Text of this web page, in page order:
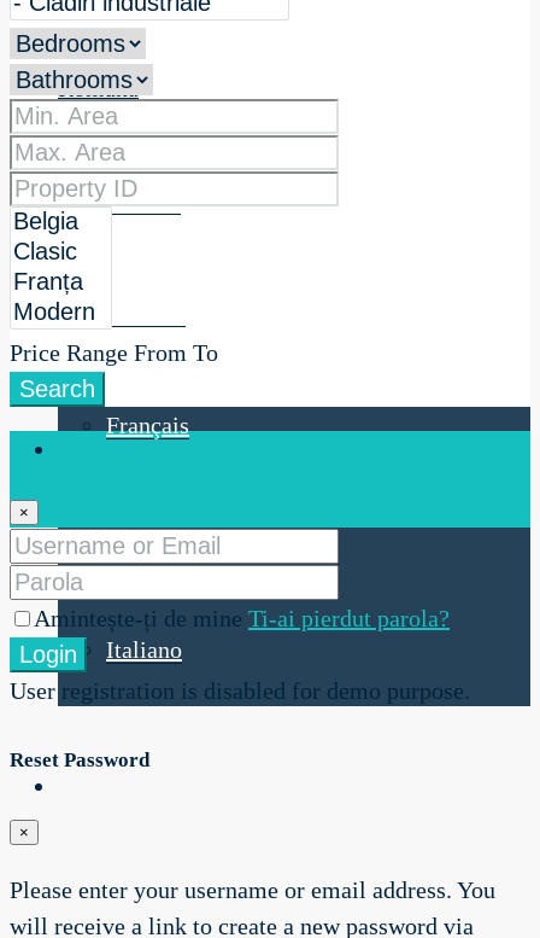
Română
English
Français
Nederlands
Italiano
Price Range From To
Search
×
Amintește-ți de mine Ti-ai pierdut parola?
Login
User registration is disabled for demo purpose.
Reset Password
×
Please enter your username or email address. You
will receive a link to create a new password via